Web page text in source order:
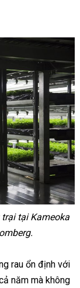
tại Kameoka
rau ổn định với
năm mà không